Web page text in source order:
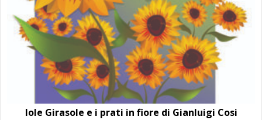
Iole Girasole e i prati in fiore di Gianluigi Cosi